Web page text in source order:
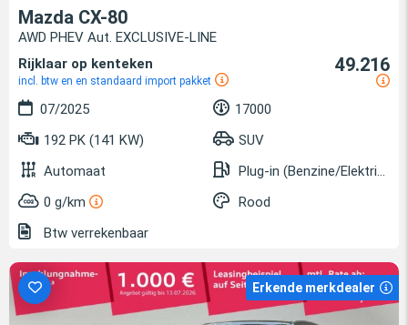
Mazda CX-80
AWD PHEV Aut. EXCLUSIVE-LINE
Rijklaar op kenteken
incl. btw en en standaard import pakket
49.216
07/2025
17000
192 PK (141 KW)
SUV
Automaat
Plug-in (Benzine/Elektrisch)
0 g/km
Rood
Btw verrekenbaar
Erkende merkdealer